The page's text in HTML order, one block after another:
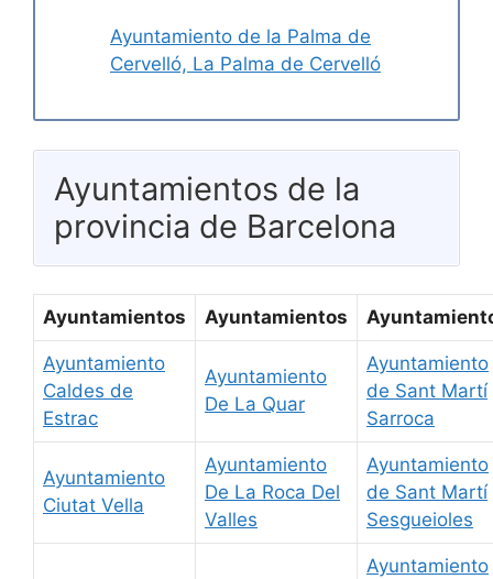
Ayuntamiento de la Palma de
Cervelló, La Palma de Cervelló
Ayuntamientos de la
provincia de Barcelona
Ayuntamientos Ayuntamientos
Ayuntamiento
Caldes de
Estrac
Ayuntamiento
De La Quar
Ayuntamiento
de Sant Martí
Sarroca
Ayuntamiento
Ciutat Vella
Ayuntamiento
De La Roca Del
Valles
Ayuntamiento
de Sant Martí
Sesgueioles
Ayuntamiento